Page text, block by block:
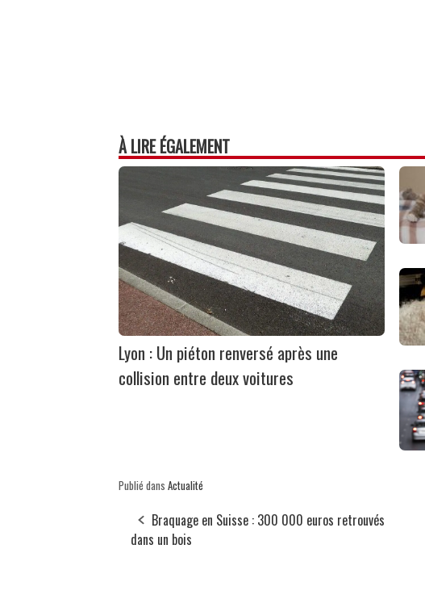
À LIRE ÉGALEMENT
Lyon : Un piéton renversé après une
collision entre deux voitures
Publié dans Actualité
Braquage en Suisse : 300 000 euros retrouvés
dans un bois